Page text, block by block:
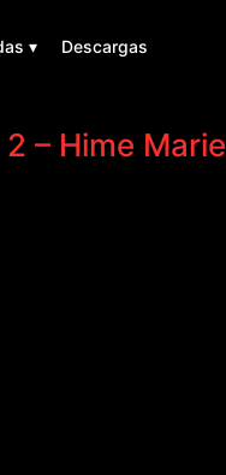
▾ Descargas
– Hime Marie